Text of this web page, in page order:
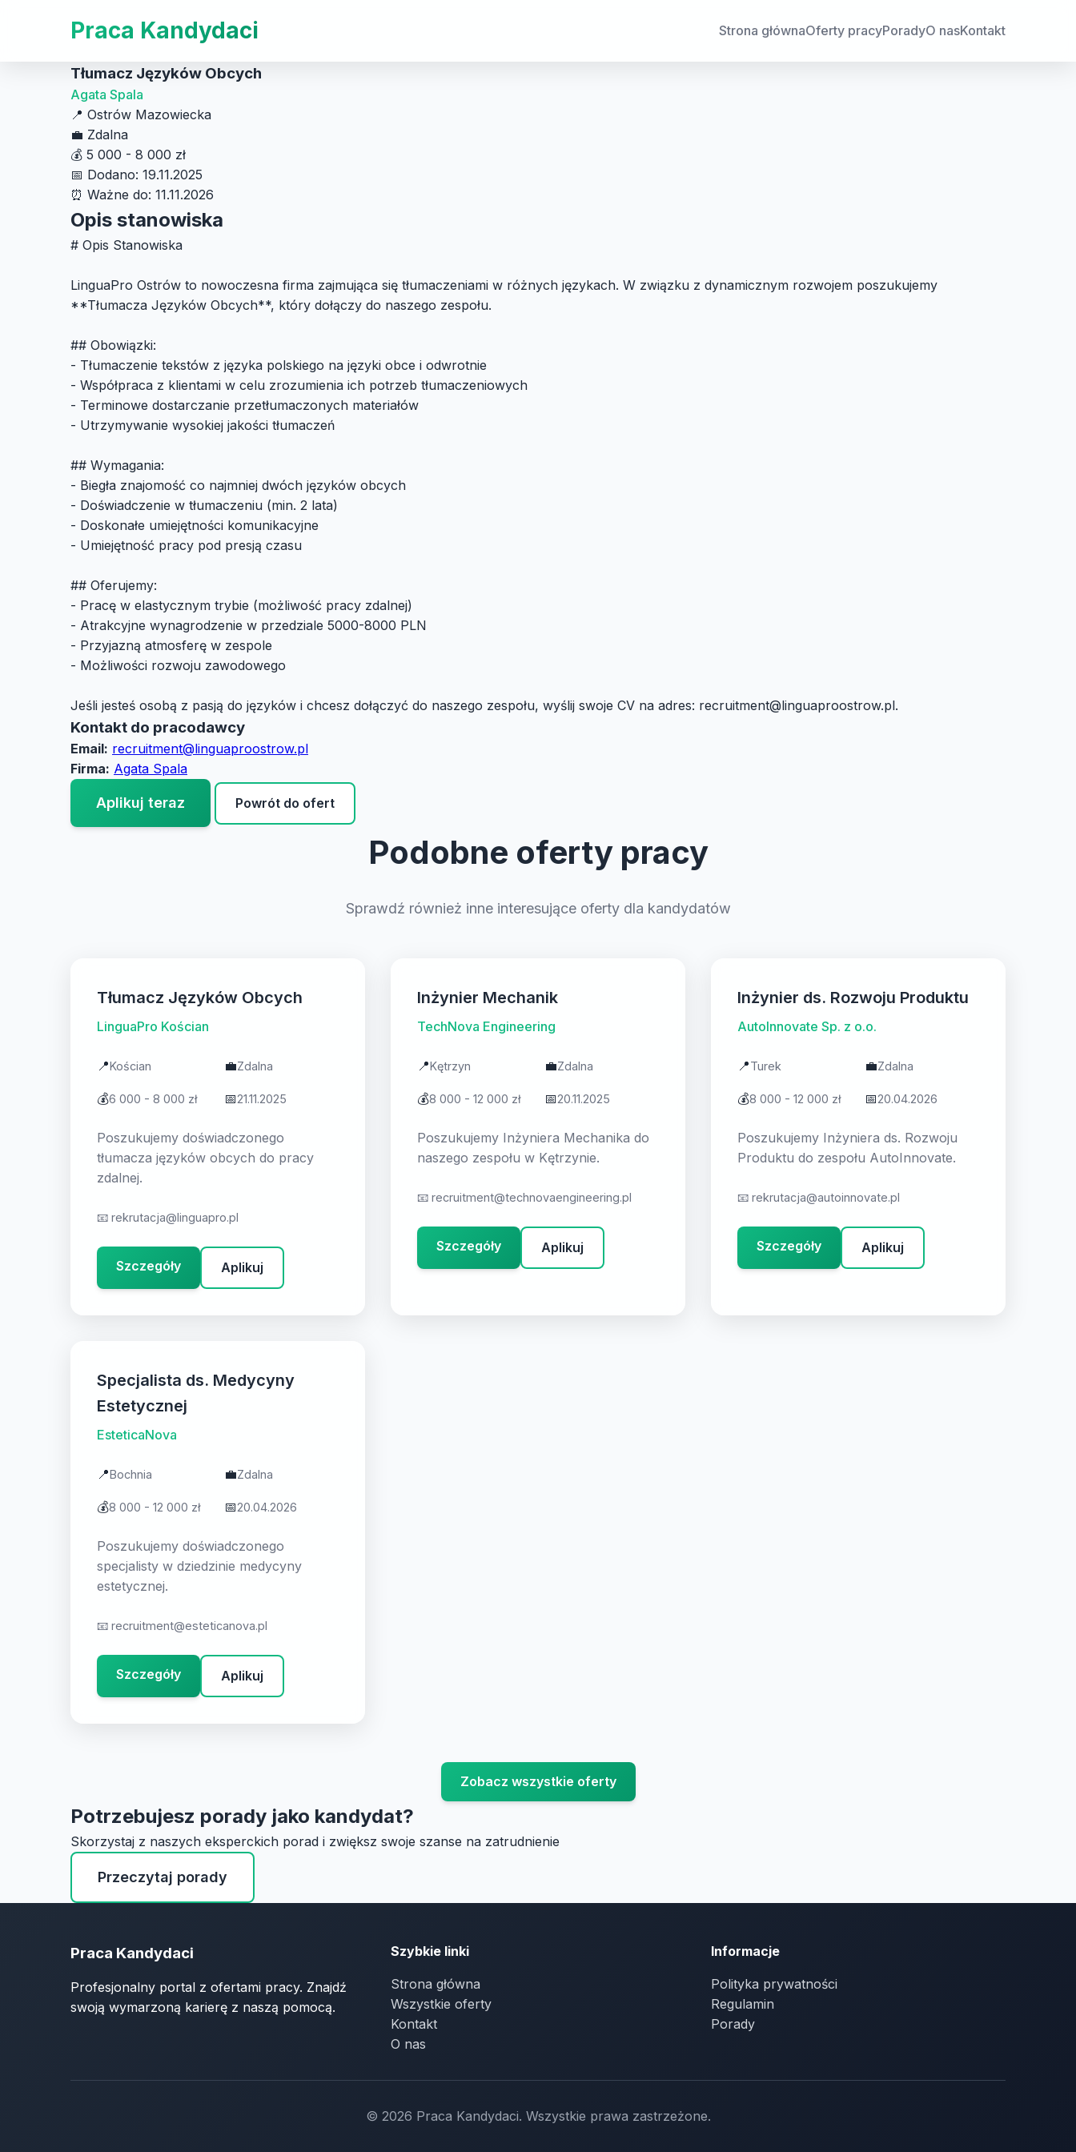
Praca Kandydaci Strona głównaOferty pracyPoradyO nasKontakt
Tłumacz Języków Obcych
Agata Spala
📍 Ostrów Mazowiecka
💼 Zdalna
💰 5 000 - 8 000 zł
📅 Dodano: 19.11.2025
⏰ Ważne do: 11.11.2026
Opis stanowiska
# Opis Stanowiska
LinguaPro Ostrów to nowoczesna firma zajmująca się tłumaczeniami w różnych językach. W związku z dynamicznym rozwojem poszukujemy
**Tłumacza Języków Obcych**, który dołączy do naszego zespołu.
## Obowiązki:
- Tłumaczenie tekstów z języka polskiego na języki obce i odwrotnie
- Współpraca z klientami w celu zrozumienia ich potrzeb tłumaczeniowych
- Terminowe dostarczanie przetłumaczonych materiałów
- Utrzymywanie wysokiej jakości tłumaczeń
## Wymagania:
- Biegła znajomość co najmniej dwóch języków obcych
- Doświadczenie w tłumaczeniu (min. 2 lata)
- Doskonałe umiejętności komunikacyjne
- Umiejętność pracy pod presją czasu
## Oferujemy:
- Pracę w elastycznym trybie (możliwość pracy zdalnej)
- Atrakcyjne wynagrodzenie w przedziale 5000-8000 PLN
- Przyjazną atmosferę w zespole
- Możliwości rozwoju zawodowego
Jeśli jesteś osobą z pasją do języków i chcesz dołączyć do naszego zespołu, wyślij swoje CV na adres: recruitment@linguaproostrow.pl.
Kontakt do pracodawcy
Email: recruitment@linguaproostrow.pl
Firma: Agata Spala
Aplikuj teraz Powrót do ofert
Podobne oferty pracy
Sprawdź również inne interesujące oferty dla kandydatów
Tłumacz Języków Obcych
LinguaPro Kościan
📍Kościan 💼Zdalna
💰6 000 - 8 000 zł 📅21.11.2025
Poszukujemy doświadczonego
tłumacza języków obcych do pracy
zdalnej.
📧 rekrutacja@linguapro.pl
Szczegóły Aplikuj
Inżynier Mechanik
TechNova Engineering
📍Kętrzyn 💼Zdalna
💰8 000 - 12 000 zł 📅20.11.2025
Poszukujemy Inżyniera Mechanika do
naszego zespołu w Kętrzynie.
📧 recruitment@technovaengineering.pl
Szczegóły Aplikuj
Inżynier ds. Rozwoju Produktu
AutoInnovate Sp. z o.o.
📍Turek 💼Zdalna
💰8 000 - 12 000 zł 📅20.04.2026
Poszukujemy Inżyniera ds. Rozwoju
Produktu do zespołu AutoInnovate.
📧 rekrutacja@autoinnovate.pl
Szczegóły Aplikuj
Specjalista ds. Medycyny
Estetycznej
EsteticaNova
📍Bochnia 💼Zdalna
💰8 000 - 12 000 zł 📅20.04.2026
Poszukujemy doświadczonego
specjalisty w dziedzinie medycyny
estetycznej.
📧 recruitment@esteticanova.pl
Szczegóły Aplikuj
Zobacz wszystkie oferty
Potrzebujesz porady jako kandydat?
Skorzystaj z naszych eksperckich porad i zwiększ swoje szanse na zatrudnienie
Przeczytaj porady
Praca Kandydaci
Profesjonalny portal z ofertami pracy. Znajdź
swoją wymarzoną karierę z naszą pomocą.
Szybkie linki
Strona główna
Wszystkie oferty
Kontakt
O nas
Informacje
Polityka prywatności
Regulamin
Porady
© 2026 Praca Kandydaci. Wszystkie prawa zastrzeżone.